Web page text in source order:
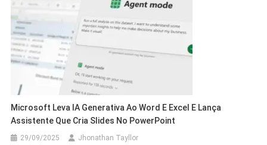
Microsoft Leva IA Generativa Ao Word E Excel E Lança
Assistente Que Cria Slides No PowerPoint
29/09/2025 Jhonathan Tayllor